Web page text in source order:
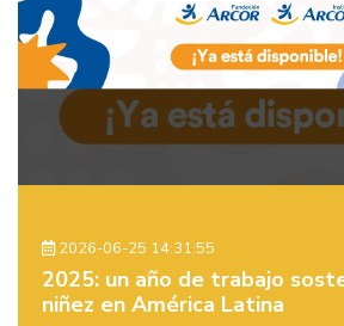
2026-06-25 14:31:55
2025: un año de trabajo
niñez en América Latina